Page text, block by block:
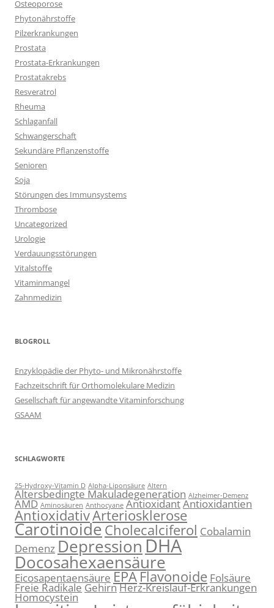
Osteoporose
Phytonährstoffe
Pilzerkrankungen
Prostata
Prostata-Erkrankungen
Prostatakrebs
Resveratrol
Rheuma
Schlaganfall
Schwangerschaft
Sekundäre Pflanzenstoffe
Senioren
Soja
Störungen des Immunsystems
Thrombose
Uncategorized
Urologie
Verdauungsstörungen
Vitalstoffe
Vitaminmangel
Zahnmedizin
BLOGROLL
Enzyklopädie der Phyto- und Mikronährstoffe
Fachzeitschrift für Orthomolekulare Medizin
Gesellschaft für angewandte Vitaminforschung
GSAAM
SCHLAGWORTE
25-Hydroxy-Vitamin D Alpha-Liponsäure Altern
Altersbedingte Makuladegeneration Alzheimer-Demenz
AMD Aminosäuren Anthocyane AntioxidantAntioxidantien
AntioxidativArteriosklerose
CarotinoideCholecalciferol Cobalamin
Demenz DepressionDHA
Docosahexaensäure
Eicosapentaensäure EPAFlavonoide Folsäure
Freie RadikaleGehirnHerz-Kreislauf-Erkrankungen
Homocystein